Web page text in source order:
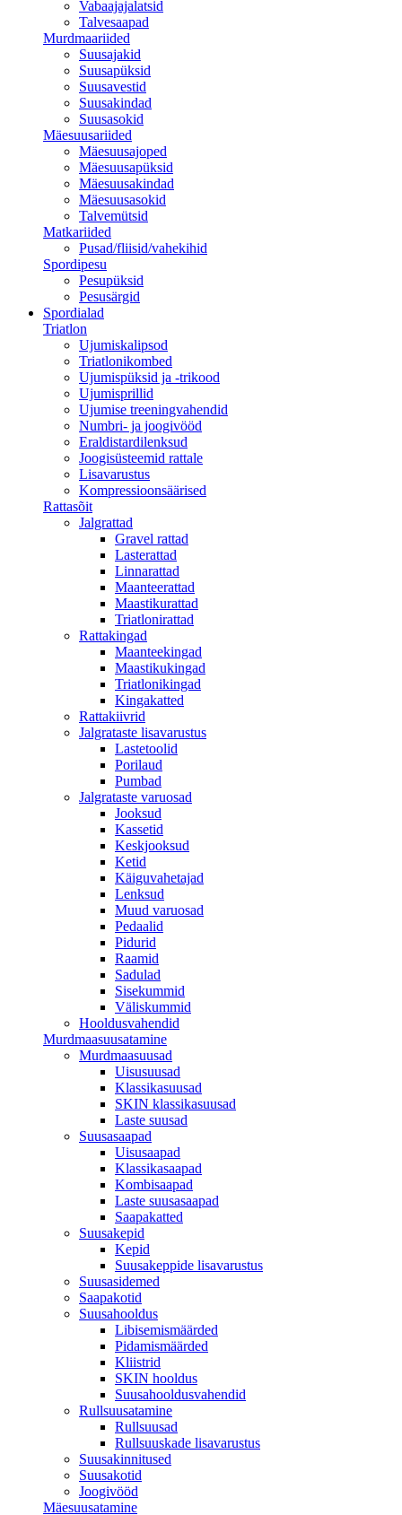
Vabaajajalatsid
Talvesaapad
Murdmaariided
Suusajakid
Suusapüksid
Suusavestid
Suusakindad
Suusasokid
Mäesuusariided
Mäesuusajoped
Mäesuusapüksid
Mäesuusakindad
Mäesuusasokid
Talvemütsid
Matkariided
Pusad/fliisid/vahekihid
Spordipesu
Pesupüksid
Pesusärgid
Spordialad
Triatlon
Ujumiskalipsod
Triatlonikombed
Ujumispüksid ja -trikood
Ujumisprillid
Ujumise treeningvahendid
Numbri- ja joogivööd
Eraldistardilenksud
Joogisüsteemid rattale
Lisavarustus
Kompressioonsäärised
Rattasõit
Jalgrattad
Gravel rattad
Lasterattad
Linnarattad
Maanteerattad
Maastikurattad
Triatlonirattad
Rattakingad
Maanteekingad
Maastikukingad
Triatlonikingad
Kingakatted
Rattakiivrid
Jalgrataste lisavarustus
Lastetoolid
Porilaud
Pumbad
Jalgrataste varuosad
Jooksud
Kassetid
Keskjooksud
Ketid
Käiguvahetajad
Lenksud
Muud varuosad
Pedaalid
Pidurid
Raamid
Sadulad
Sisekummid
Väliskummid
Hooldusvahendid
Murdmaasuusatamine
Murdmaasuusad
Uisusuusad
Klassikasuusad
SKIN klassikasuusad
Laste suusad
Suusasaapad
Uisusaapad
Klassikasaapad
Kombisaapad
Laste suusasaapad
Saapakatted
Suusakepid
Kepid
Suusakeppide lisavarustus
Suusasidemed
Saapakotid
Suusahooldus
Libisemismäärded
Pidamismäärded
Kliistrid
SKIN hooldus
Suusahooldusvahendid
Rullsuusatamine
Rullsuusad
Rullsuuskade lisavarustus
Suusakinnitused
Suusakotid
Joogivööd
Mäesuusatamine